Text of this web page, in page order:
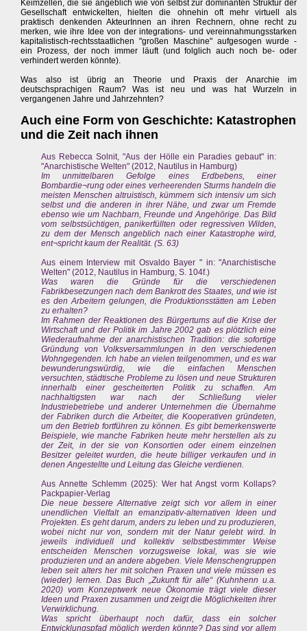
Keimzellen, die sie angeblich wie von selbst zur dominanten Struktur der
Gesellschaft entwickelten, hielten die ohnehin oft mehr virtuell als
praktisch denkenden AkteurInnen an ihren Rechnern, ohne recht zu
merken, wie ihre Idee von der integrations- und vereinnahmungsstarken
kapitalistisch-rechtsstaatlichen "großen Maschine" aufgesogen wurde -
ein Prozess, der noch immer läuft (und folglich auch noch be- oder
verhindert werden könnte).
Was also ist übrig an Theorie und Praxis der Anarchie im
deutschsprachigen Raum? Was ist neu und was hat Wurzeln in
vergangenen Jahre und Jahrzehnten?
Auch eine Form von Geschichte: Katastrophen
und die Zeit nach ihnen
Aus Rebecca Solnit, "Aus der Hölle ein Paradies gebaut" in:
"Anarchistische Welten" (2012, Nautilus in Hamburg)
Im unmittelbaren Gefolge eines Erdbebens, einer
Bombardie¬rung oder eines verheerenden Sturms handeln die
meisten Menschen altruistisch, kümmern sich intensiv um sich
selbst und die anderen in ihrer Nähe, und zwar um Fremde
ebenso wie um Nachbarn, Freunde und Angehörige. Das Bild
vom selbstsüchtigen, panikerfüllten oder regressiven Wilden,
zu dem der Mensch angeblich nach einer Katastrophe wird,
ent¬spricht kaum der Realität. (S. 63)
Aus einem Interview mit Osvaldo Bayer " in: "Anarchistische
Welten" (2012, Nautilus in Hamburg, S. 104f.)
Was waren die Gründe für die verschiedenen
Fabrikbesetzungen nach dem Bankrott des Staates, und wie ist
es den Arbeitern gelungen, die Produktionsstätten am Leben
zu erhalten?
Im Rahmen der Reaktionen des Bürgertums auf die Krise der
Wirtschaft und der Politik im Jahre 2002 gab es plötzlich eine
Wiederaufnahme der anarchistischen Tradition: die sofortige
Gründung von Volksversammlungen in den verschiedenen
Wohngegenden. Ich habe an vielen teilgenommen, und es war
bewunderungswürdig, wie die einfachen Menschen
versuchten, städtische Probleme zu lösen und neue Strukturen
innerhalb einer gescheiterten Politik zu schaffen. Am
nachhaltigsten war nach der Schließung vieler
Industriebetriebe und anderer Unternehmen die Übernahme
der Fabriken durch die Arbeiter, die Kooperativen gründeten,
um den Betrieb fortführen zu können. Es gibt bemerkenswerte
Beispiele, wie manche Fabriken heute mehr herstellen als zu
der Zeit, in der sie von Konsortien oder einem einzelnen
Besitzer geleitet wurden, die heute billiger verkaufen und in
denen Angestellte und Leitung das Gleiche verdienen.
Aus Annette Schlemm (2025): Wer hat Angst vorm Kollaps?
Packpapier-Verlag
Die neue bessere Alternative zeigt sich vor allem in einer
unendlichen Vielfalt an emanzipativ-alternativen Ideen und
Projekten. Es geht darum, anders zu leben und zu produzieren,
wobei nicht nur von, sondern mit der Natur gelebt wird. In
jeweils individuell und kollektiv selbstbestimmter Weise
entscheiden Menschen vorzugsweise lokal, was sie wie
produzieren und an andere abgeben. Viele Menschengruppen
leben seit alters her mit solchen Praxen und viele müssen es
(wieder) lernen. Das Buch „Zukunft für alle“ (Kuhnhenn u.a.
2020) vom Konzeptwerk neue Ökonomie trägt viele dieser
Ideen und Praxen zusammen und zeigt die Möglichkeiten ihrer
Verwirklichung.
Was spricht überhaupt noch dafür, dass ein solcher
Entwicklungspfad möglich werden könnte? Das sind vor allem